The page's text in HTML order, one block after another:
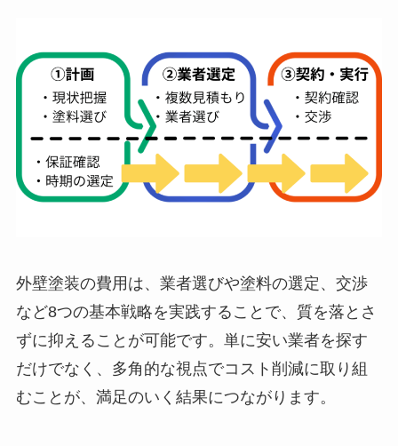
外壁塗装の費用は、業者選びや塗料の選定、交渉
など8つの基本戦略を実践することで、質を落とさ
ずに抑えることが可能です。単に安い業者を探す
だけでなく、多角的な視点でコスト削減に取り組
むことが、満足のいく結果につながります。